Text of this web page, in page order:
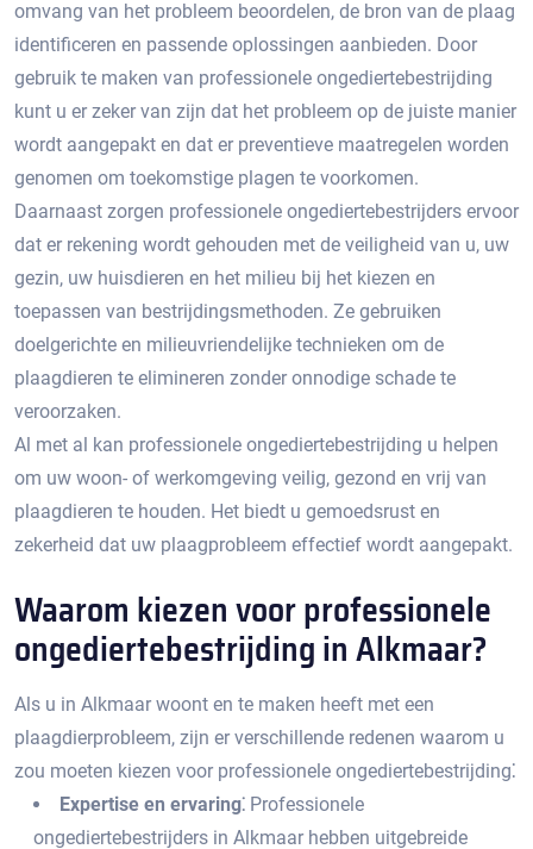
omvang van het probleem beoordelen, de bron van de plaag
identificeren en passende oplossingen aanbieden. Door
gebruik te maken van professionele ongediertebestrijding
kunt u er zeker van zijn dat het probleem op de juiste manier
wordt aangepakt en dat er preventieve maatregelen worden
genomen om toekomstige plagen te voorkomen.​
Daarnaast zorgen professionele ongediertebestrijders ervoor
dat er rekening wordt gehouden met de veiligheid van u, uw
gezin, uw huisdieren en het milieu bij het kiezen en
toepassen van bestrijdingsmethoden.​ Ze gebruiken
doelgerichte en milieuvriendelijke technieken om de
plaagdieren te elimineren zonder onnodige schade te
veroorzaken.​
Al met al kan professionele ongediertebestrijding u helpen
om uw woon- of werkomgeving veilig, gezond en vrij van
plaagdieren te houden.​ Het biedt u gemoedsrust en
zekerheid dat uw plaagprobleem effectief wordt aangepakt.
Waarom kiezen voor professionele
ongediertebestrijding in Alkmaar?​
Als u in Alkmaar woont en te maken heeft met een
plaagdierprobleem, zijn er verschillende redenen waarom u
zou moeten kiezen voor professionele ongediertebestrijding⁚
Expertise en ervaring⁚ Professionele
ongediertebestrijders in Alkmaar hebben uitgebreide